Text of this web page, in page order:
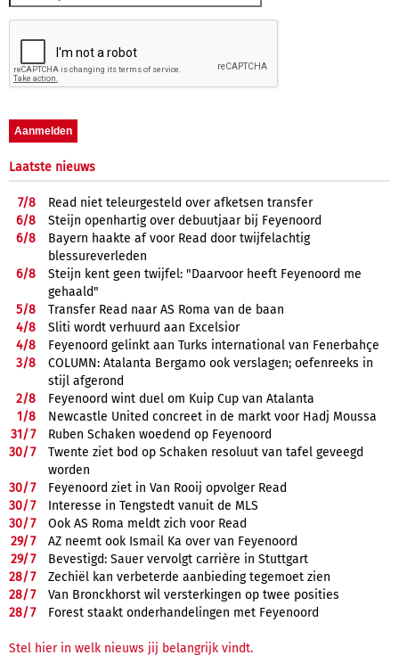
Laatste nieuws
7/8
Read niet teleurgesteld over afketsen transfer
6/8
Steijn openhartig over debuutjaar bij Feyenoord
6/8
Bayern haakte af voor Read door twijfelachtig
blessureverleden
6/8
Steijn kent geen twijfel: "Daarvoor heeft Feyenoord me
gehaald"
5/8
Transfer Read naar AS Roma van de baan
4/8
Sliti wordt verhuurd aan Excelsior
4/8
Feyenoord gelinkt aan Turks international van Fenerbahçe
3/8
COLUMN: Atalanta Bergamo ook verslagen; oefenreeks in
stijl afgerond
2/8
Feyenoord wint duel om Kuip Cup van Atalanta
1/8
Newcastle United concreet in de markt voor Hadj Moussa
31/7
Ruben Schaken woedend op Feyenoord
30/7
Twente ziet bod op Schaken resoluut van tafel geveegd
worden
30/7
Feyenoord ziet in Van Rooij opvolger Read
30/7
Interesse in Tengstedt vanuit de MLS
30/7
Ook AS Roma meldt zich voor Read
29/7
AZ neemt ook Ismail Ka over van Feyenoord
29/7
Bevestigd: Sauer vervolgt carrière in Stuttgart
28/7
Zechiël kan verbeterde aanbieding tegemoet zien
28/7
Van Bronckhorst wil versterkingen op twee posities
28/7 Forest staakt onderhandelingen met Feyenoord
Stel hier in welk nieuws jij belangrijk vindt.